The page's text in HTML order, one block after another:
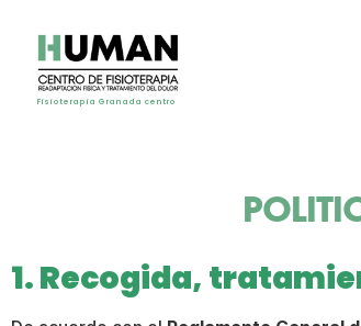
Fisioterapia Granada centro
1. Recogida,